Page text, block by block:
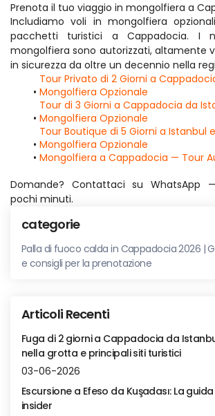
Prenota il tuo viaggio in mongolfiera a
Includiamo voli in mongolfiera
pacchetti turistici a Cappadocia. I
mongolfiera sono autorizzati, altamente
in sicurezza da oltre un decennio nella
Tour Privato di 2 Giorni a
Mongolfiera Opzionale
Tour di 3 Giorni a Cappadocia da
Mongolfiera Opzionale
Tour Boutique di 5 Giorni a Istanbul
Mongolfiera Opzionale
Mongolfiera a Cappadocia — Tour
Domande? Contattaci su WhatsApp
pochi minuti.
categorie
Palla di fuoco calda in Cappadocia 2026 |
e consigli per la prenotazione
Articoli Recenti
Fuga di 2 giorni a Cappadocia da
nella grotta e principali siti turistici
03-06-2026
Escursione a Efeso da Kuşadası: La
insider